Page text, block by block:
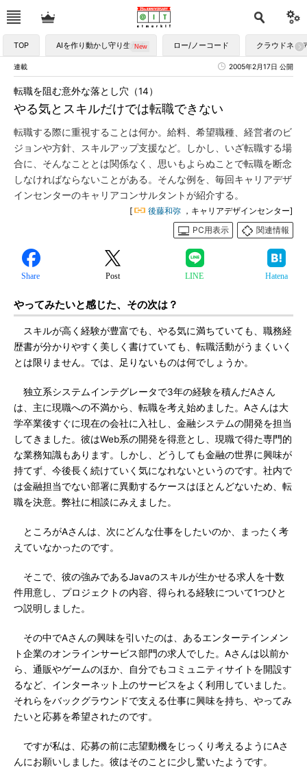
TOP AIを作り動かし守り生かす ロー/ノーコード クラウドネイ
連載 2005年2月17日 公開
やる気とスキルだけでは転職できない
転職を阻む意外な落とし穴（14）
転職する際に重視することは何か。給料、希望職種、経営者のビ
ジョンや方針、スキルアップ支援など。しかし、いざ転職する場
合に、そんなこととは関係なく、思いもよらぬことで転職を断念
しなければならないことがある。そんな例を、毎回キャリアデザ
インセンターのキャリアコンサルタントが紹介する。
[ 後藤和弥 ，キャリアデザインセンター]
PC用表示
関連情報
Share Post LINE Hatena
やってみたいと感じた、その次は？
スキルが高く経験が豊富でも、やる気に満ちていても、職務経
歴書が分かりやすく美しく書けていても、転職活動がうまくいく
とは限りません。では、足りないものは何でしょうか。
独立系システムインテグレータで3年の経験を積んだAさん
は、主に現職への不満から、転職を考え始めました。Aさんは大
学卒業後すぐに現在の会社に入社し、金融システムの開発を担当
してきました。彼はWeb系の開発を得意とし、現職で得た専門的
な業務知識もあります。しかし、どうしても金融の世界に興味が
持てず、今後長く続けていく気になれないというのです。社内で
は金融担当でない部署に異動するケースはほとんどないため、転
職を決意。弊社に相談にみえました。
ところがAさんは、次にどんな仕事をしたいのか、まったく考
えていなかったのです。
そこで、彼の強みであるJavaのスキルが生かせる求人を十数
件用意し、プロジェクトの内容、得られる経験について1つひと
つ説明しました。
その中でAさんの興味を引いたのは、あるエンターテインメン
ト企業のオンラインサービス部門の求人でした。Aさんは以前か
ら、通販やゲームのほか、自分でもコミュニティサイトを開設す
るなど、インターネット上のサービスをよく利用していました。
それらをバックグラウンドで支える仕事に興味を持ち、やってみ
たいと応募を希望されたのです。
ですが私は、応募の前に志望動機をじっくり考えるようにAさ
んにお願いしました。彼はそのことに少し驚いたようです。